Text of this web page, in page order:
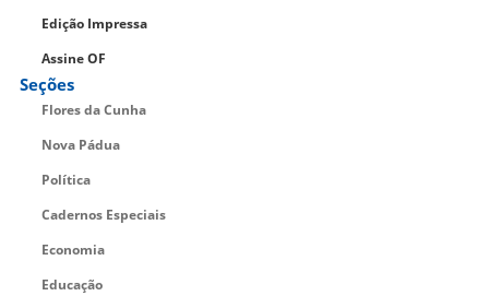
Edição Impressa
Assine OF
Seções
Flores da Cunha
Nova Pádua
Política
Cadernos Especiais
Economia
Educação